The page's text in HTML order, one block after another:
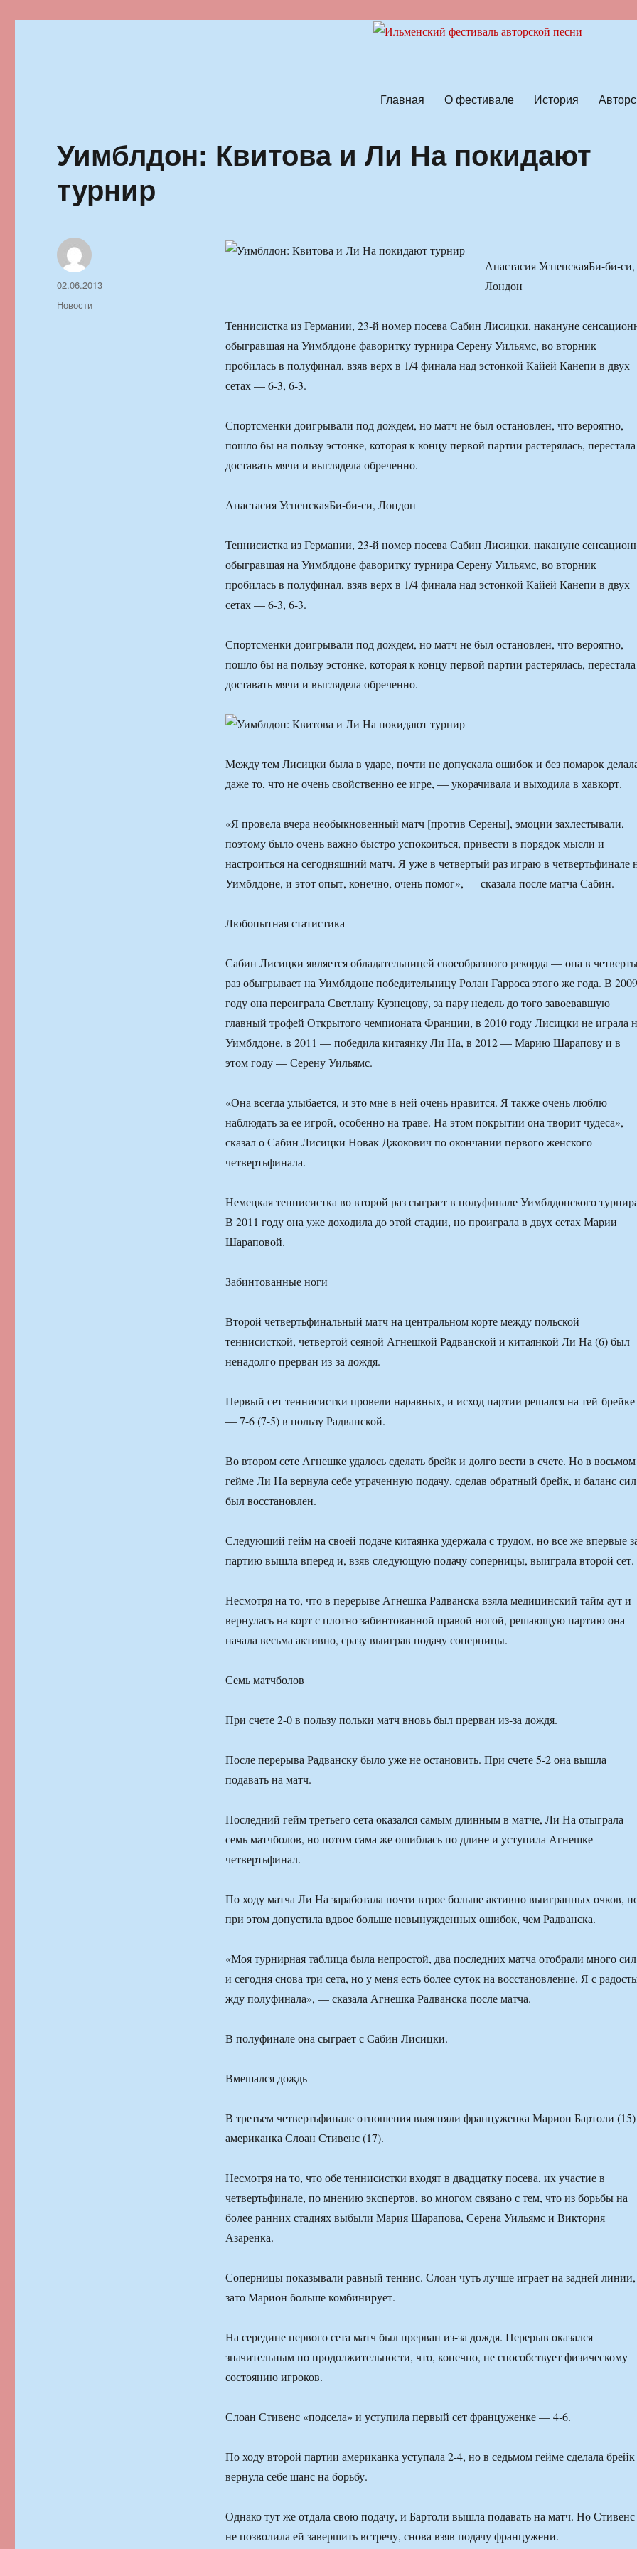
Главная О фестивале История
Уимблдон: Квитова и Ли На покидают
турнир
Анастасия УспенскаяБи-би-си,
Лондон
Теннисистка из Германии, 23-й номер посева Сабин Лисицки, накануне
обыгравшая на Уимблдоне фаворитку турнира Серену Уильямс, во вторник
пробилась в полуфинал, взяв верх в 1/4 финала над эстонкой Кайей Канепи в двух
сетах — 6-3, 6-3.
Спортсменки доигрывали под дождем, но матч не был остановлен, что вероятно,
пошло бы на пользу эстонке, которая к концу первой партии растерялась, перестала
доставать мячи и выглядела обреченно.
Анастасия УспенскаяБи-би-си, Лондон
Теннисистка из Германии, 23-й номер посева Сабин Лисицки, накануне
обыгравшая на Уимблдоне фаворитку турнира Серену Уильямс, во вторник
пробилась в полуфинал, взяв верх в 1/4 финала над эстонкой Кайей Канепи в двух
сетах — 6-3, 6-3.
Спортсменки доигрывали под дождем, но матч не был остановлен, что вероятно,
пошло бы на пользу эстонке, которая к концу первой партии растерялась, перестала
доставать мячи и выглядела обреченно.
Между тем Лисицки была в ударе, почти не допускала ошибок и без помарок
даже то, что не очень свойственно ее игре, — укорачивала и выходила в хавкорт.
«Я провела вчера необыкновенный матч [против Серены], эмоции захлестывали,
поэтому было очень важно быстро успокоиться, привести в порядок мысли и
настроиться на сегодняшний матч. Я уже в четвертый раз играю в четвертьфинале
Уимблдоне, и этот опыт, конечно, очень помог», — сказала после матча Сабин.
Любопытная статистика
Сабин Лисицки является обладательницей своеобразного рекорда — она в
раз обыгрывает на Уимблдоне победительницу Ролан Гарроса этого же года. В 2009
году она переиграла Светлану Кузнецову, за пару недель до того завоевавшую
главный трофей Открытого чемпионата Франции, в 2010 году Лисицки не играла
Уимблдоне, в 2011 — победила китаянку Ли На, в 2012 — Марию Шарапову и в
этом году — Серену Уильямс.
«Она всегда улыбается, и это мне в ней очень нравится. Я также очень люблю
наблюдать за ее игрой, особенно на траве. На этом покрытии она творит чудеса», —
сказал о Сабин Лисицки Новак Джокович по окончании первого женского
четвертьфинала.
Немецкая теннисистка во второй раз сыграет в полуфинале Уимблдонского
В 2011 году она уже доходила до этой стадии, но проиграла в двух сетах Марии
Шараповой.
Забинтованные ноги
Второй четвертьфинальный матч на центральном корте между польской
теннисисткой, четвертой сеяной Агнешкой Радванской и китаянкой Ли На (6) был
ненадолго прерван из-за дождя.
Первый сет теннисистки провели наравных, и исход партии решался на тей-брейке
— 7-6 (7-5) в пользу Радванской.
Во втором сете Агнешке удалось сделать брейк и долго вести в счете. Но в восьмом
гейме Ли На вернула себе утраченную подачу, сделав обратный брейк, и баланс сил
был восстановлен.
Следующий гейм на своей подаче китаянка удержала с трудом, но все же впервые
партию вышла вперед и, взяв следующую подачу соперницы, выиграла второй сет.
Несмотря на то, что в перерыве Агнешка Радванска взяла медицинский тайм-аут и
вернулась на корт с плотно забинтованной правой ногой, решающую партию она
начала весьма активно, сразу выиграв подачу соперницы.
Семь матчболов
При счете 2-0 в пользу польки матч вновь был прерван из-за дождя.
После перерыва Радванску было уже не остановить. При счете 5-2 она вышла
подавать на матч.
Последний гейм третьего сета оказался самым длинным в матче, Ли На отыграла
семь матчболов, но потом сама же ошиблась по длине и уступила Агнешке
четвертьфинал.
По ходу матча Ли На заработала почти втрое больше активно выигранных очков,
при этом допустила вдвое больше невынужденных ошибок, чем Радванска.
«Моя турнирная таблица была непростой, два последних матча отобрали много
и сегодня снова три сета, но у меня есть более суток на восстановление. Я с
жду полуфинала», — сказала Агнешка Радванска после матча.
В полуфинале она сыграет с Сабин Лисицки.
Вмешался дождь
В третьем четвертьфинале отношения выясняли француженка Марион Бартоли
американка Слоан Стивенс (17).
Несмотря на то, что обе теннисистки входят в двадцатку посева, их участие в
четвертьфинале, по мнению экспертов, во многом связано с тем, что из борьбы на
более ранних стадиях выбыли Мария Шарапова, Серена Уильямс и Виктория
Азаренка.
Соперницы показывали равный теннис. Слоан чуть лучше играет на задней линии,
зато Марион больше комбинирует.
На середине первого сета матч был прерван из-за дождя. Перерыв оказался
значительным по продолжительности, что, конечно, не способствует физическому
состоянию игроков.
Слоан Стивенс «подсела» и уступила первый сет француженке — 4-6.
По ходу второй партии американка уступала 2-4, но в седьмом гейме сделала
вернула себе шанс на борьбу.
Однако тут же отдала свою подачу, и Бартоли вышла подавать на матч. Но Стивенс
не позволила ей завершить встречу, снова взяв подачу францужени.
Автор
Опубликовано
02.06.2013
Рубрики
Новости